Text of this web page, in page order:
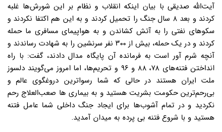
آیت‌الله صدیقی با بیان اینکه انقلاب و نظام بر این شورش‌ها غلبه
کردند و بعد ۸ سال جنگ را تحمیل کردند و به این هم اکتفا نکردند و
سکوهای نفتی را به آتش کشاندن و به هواپیمای مسافری ما حمله
کردند و در یک حمله، بیش از ۳۰۰ نفر سرنشین را به شهادت رساندند و
آنچه شرم آور است به فرمانده آن پایگاه مدال دادند، گفت: با راه
انداختن فتنه‌های ۷۸، ۸۸ و ۹۶ و تحریم‌ها، اما امروز می‌گویند دلسوز
ملت ایران هستند در حالی که شما رسواترین دروغگوی عالم و
بی‌رحم‌ترین حکومت بشریت هستید و به بیماری ها صعب‌العلاج رحم
نکردید و در تمام آشوب‌ها برای ایجاد جنگ داخلی شما عامل فتنه
هستید و با شروع فتنه بی پرده به میدان آمدید.